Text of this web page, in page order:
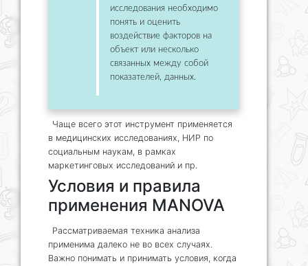
исследования необходимо
понять и оценить
воздействие факторов на
объект или несколько
связанных между собой
показателей, данных.
Чаще всего этот инструмент применяется
в медицинских исследованиях, НИР по
социальным наукам, в рамках
маркетинговых исследований и пр.
Условия и правила
применения MANOVA
Рассматриваемая техника анализа
применима далеко не во всех случаях.
Важно понимать и принимать условия, когда